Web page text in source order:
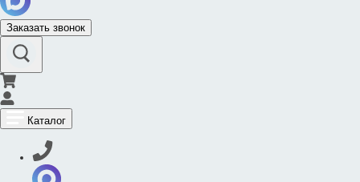
Заказать звонок
Каталог